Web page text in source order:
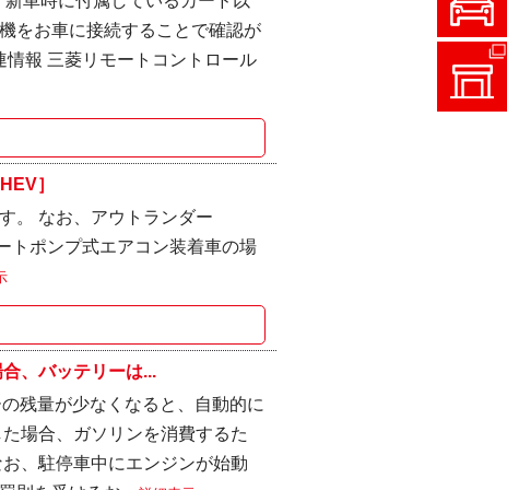
をお車に接続することで確認が
報 三菱リモートコントロール
］
。 なお、アウトランダー
トポンプ式エアコン装着車の場
、バッテリーは...
残量が少なくなると、自動的に
場合、ガソリンを消費するた
、駐停車中にエンジンが始動